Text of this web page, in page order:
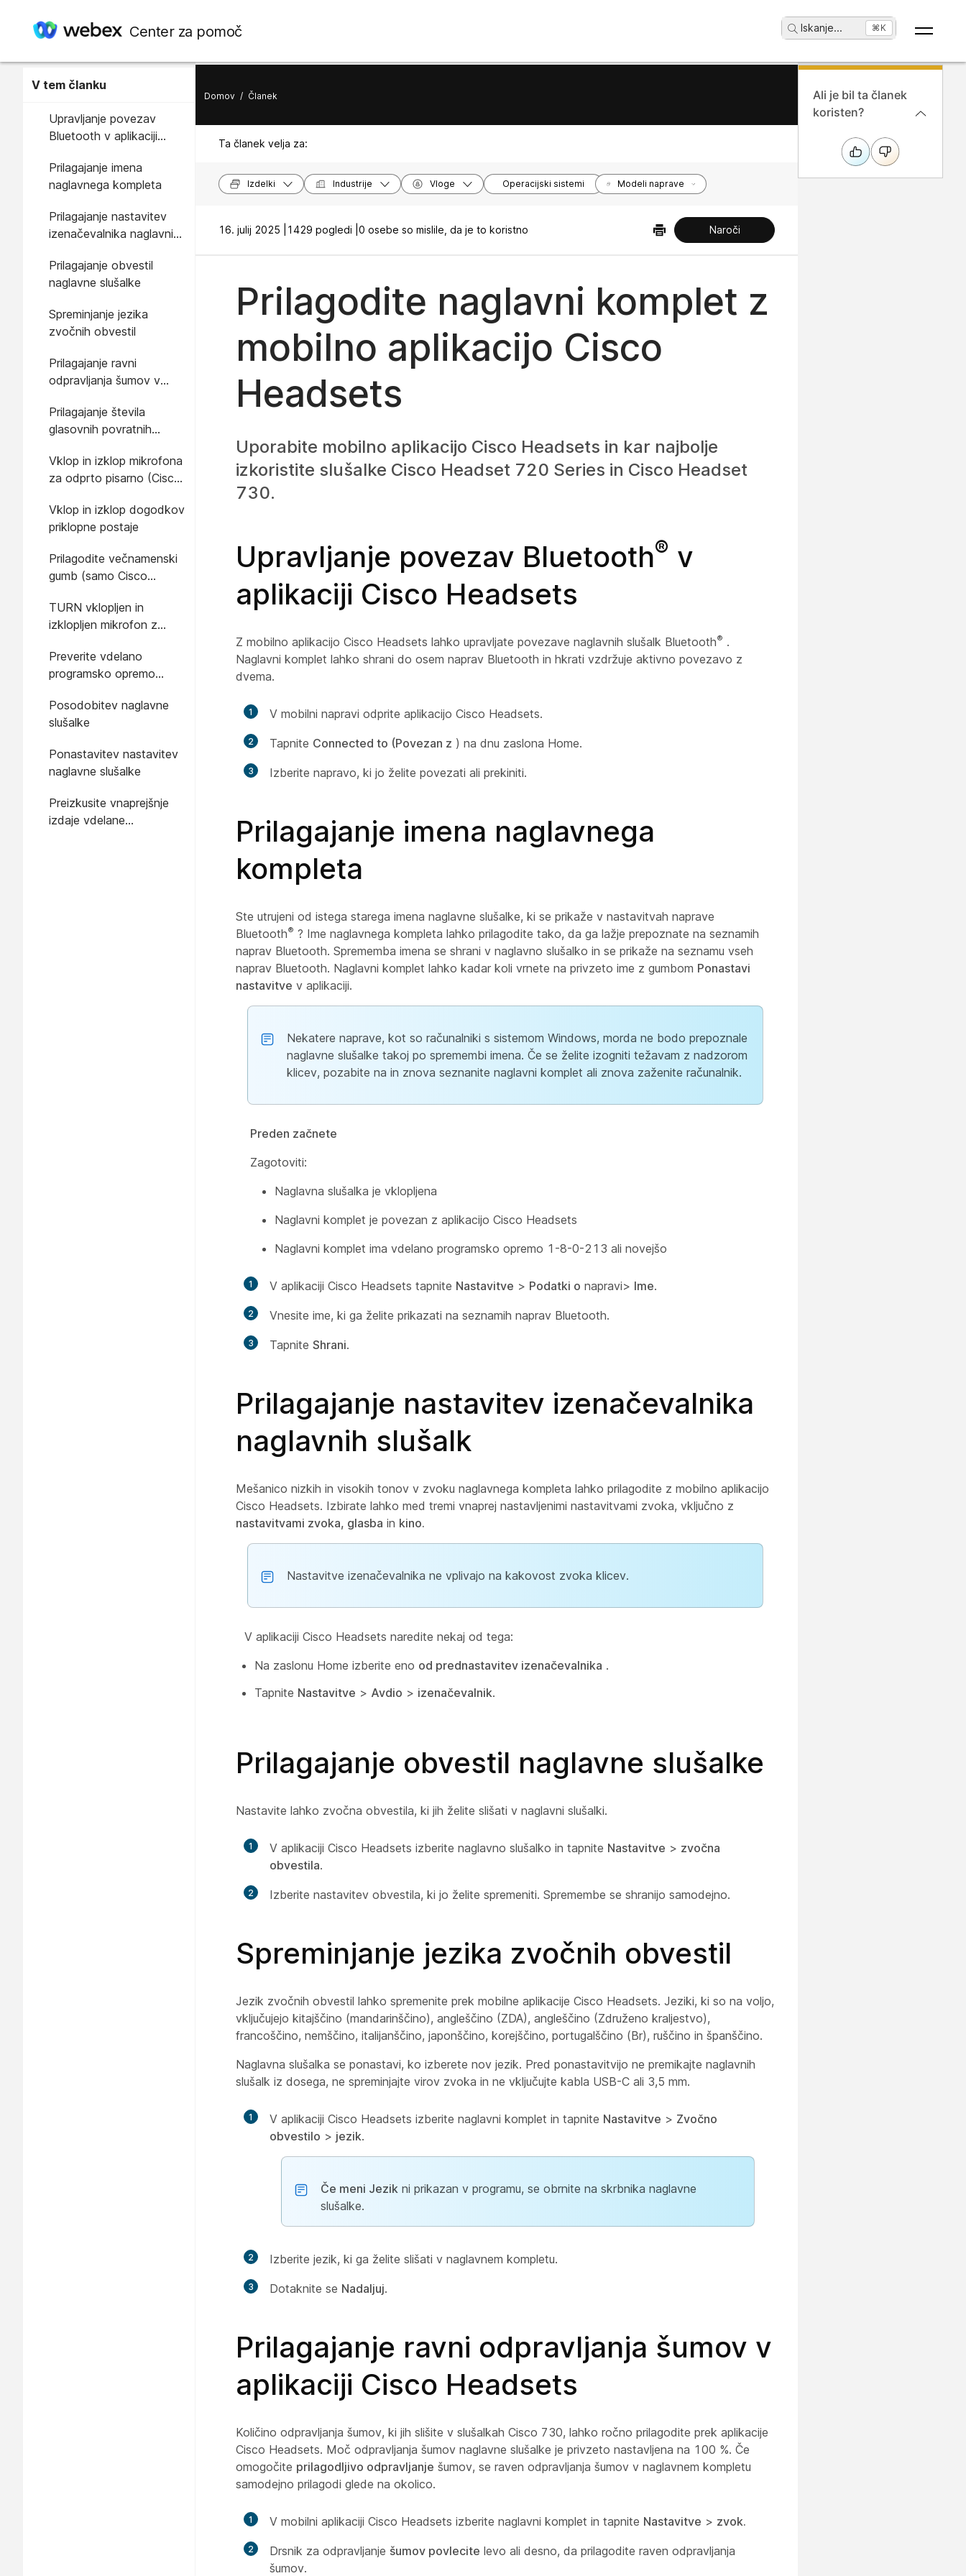
Center za pomoč Iskanje... ⌘K
V tem članku
Upravljanje povezav
Bluetooth v aplikaciji
Prilagajanje imena
naglavnega kompleta
Prilagajanje nastavitev
izenačevalnika naglavnih
Prilagajanje obvestil
naglavne slušalke
Spreminjanje jezika
zvočnih obvestil
Prilagajanje ravni
odpravljanja šumov v
Prilagajanje števila
glasovnih povratnih
naglavnem kompletu
Vklop in izklop mikrofona
za odprto pisarno (Cisco
samo za Microsoft
Teams)
Vklop in izklop dogodkov
priklopne postaje
Prilagodite večnamenski
gumb (samo Cisco
720)
TURN vklopljen in
izklopljen mikrofon z
Preverite vdelano
programsko opremo
aplikaciji Cisco Headsets
Posodobitev naglavne
slušalke
Ponastavitev nastavitev
naglavne slušalke
Preizkusite vnaprejšnje
izdaje vdelane
Domov / Članek
Ta članek velja za:
Izdelki Industrije Vloge Operacijski sistemi Modeli naprave
16. julij 2025 | 1429 pogledi | 0 osebe so mislile, da je to koristno Naroči
Prilagodite naglavni komplet z
mobilno aplikacijo Cisco
Headsets
Uporabite mobilno aplikacijo Cisco Headsets in kar najbolje
izkoristite slušalke Cisco Headset 720 Series in Cisco Headset
730.
Upravljanje povezav Bluetooth® v
aplikaciji Cisco Headsets
Z mobilno aplikacijo Cisco Headsets lahko upravljate povezave naglavnih slušalk Bluetooth® .
Naglavni komplet lahko shrani do osem naprav Bluetooth in hkrati vzdržuje aktivno povezavo z
dvema.
1 V mobilni napravi odprite aplikacijo Cisco Headsets.
2 Tapnite Connected to (Povezan z ) na dnu zaslona Home.
3 Izberite napravo, ki jo želite povezati ali prekiniti.
Prilagajanje imena naglavnega
kompleta
Ste utrujeni od istega starega imena naglavne slušalke, ki se prikaže v nastavitvah naprave
Bluetooth® ? Ime naglavnega kompleta lahko prilagodite tako, da ga lažje prepoznate na seznamih
naprav Bluetooth. Sprememba imena se shrani v naglavno slušalko in se prikaže na seznamu vseh
naprav Bluetooth. Naglavni komplet lahko kadar koli vrnete na privzeto ime z gumbom Ponastavi
nastavitve v aplikaciji.
Nekatere naprave, kot so računalniki s sistemom Windows, morda ne bodo prepoznale
naglavne slušalke takoj po spremembi imena. Če se želite izogniti težavam z nadzorom
klicev, pozabite na in znova seznanite naglavni komplet ali znova zaženite računalnik.
Preden začnete
Zagotoviti:
Naglavna slušalka je vklopljena
Naglavni komplet je povezan z aplikacijo Cisco Headsets
Naglavni komplet ima vdelano programsko opremo 1-8-0-213 ali novejšo
1 V aplikaciji Cisco Headsets tapnite Nastavitve > Podatki o napravi> Ime.
2 Vnesite ime, ki ga želite prikazati na seznamih naprav Bluetooth.
3 Tapnite Shrani.
Prilagajanje nastavitev izenačevalnika
naglavnih slušalk
Mešanico nizkih in visokih tonov v zvoku naglavnega kompleta lahko prilagodite z mobilno aplikacijo
Cisco Headsets. Izbirate lahko med tremi vnaprej nastavljenimi nastavitvami zvoka, vključno z
nastavitvami zvoka, glasba in kino.
Nastavitve izenačevalnika ne vplivajo na kakovost zvoka klicev.
V aplikaciji Cisco Headsets naredite nekaj od tega:
Na zaslonu Home izberite eno od prednastavitev izenačevalnika .
Tapnite Nastavitve > Avdio > izenačevalnik.
Prilagajanje obvestil naglavne slušalke
Nastavite lahko zvočna obvestila, ki jih želite slišati v naglavni slušalki.
1 V aplikaciji Cisco Headsets izberite naglavno slušalko in tapnite Nastavitve > zvočna
obvestila.
2 Izberite nastavitev obvestila, ki jo želite spremeniti. Spremembe se shranijo samodejno.
Spreminjanje jezika zvočnih obvestil
Jezik zvočnih obvestil lahko spremenite prek mobilne aplikacije Cisco Headsets. Jeziki, ki so na voljo,
vključujejo kitajščino (mandarinščino), angleščino (ZDA), angleščino (Združeno kraljestvo),
francoščino, nemščino, italijanščino, japonščino, korejščino, portugalščino (Br), ruščino in španščino.
Naglavna slušalka se ponastavi, ko izberete nov jezik. Pred ponastavitvijo ne premikajte naglavnih
slušalk iz dosega, ne spreminjajte virov zvoka in ne vključujte kabla USB-C ali 3,5 mm.
1 V aplikaciji Cisco Headsets izberite naglavni komplet in tapnite Nastavitve > Zvočno
obvestilo > jezik.
Če meni Jezik ni prikazan v programu, se obrnite na skrbnika naglavne
slušalke.
2 Izberite jezik, ki ga želite slišati v naglavnem kompletu.
3 Dotaknite se Nadaljuj.
Prilagajanje ravni odpravljanja šumov v
aplikaciji Cisco Headsets
Količino odpravljanja šumov, ki jih slišite v slušalkah Cisco 730, lahko ročno prilagodite prek aplikacije
Cisco Headsets. Moč odpravljanja šumov naglavne slušalke je privzeto nastavljena na 100 %. Če
omogočite prilagodljivo odpravljanje šumov, se raven odpravljanja šumov v naglavnem kompletu
samodejno prilagodi glede na okolico.
1 V mobilni aplikaciji Cisco Headsets izberite naglavni komplet in tapnite Nastavitve > zvok.
2 Drsnik za odpravljanje šumov povlecite levo ali desno, da prilagodite raven odpravljanja
šumov.
Ali je bil ta članek
koristen?